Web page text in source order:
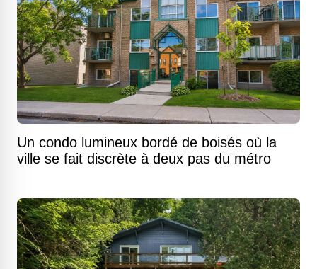
Un condo lumineux bordé de boisés où la
ville se fait discrète à deux pas du métro